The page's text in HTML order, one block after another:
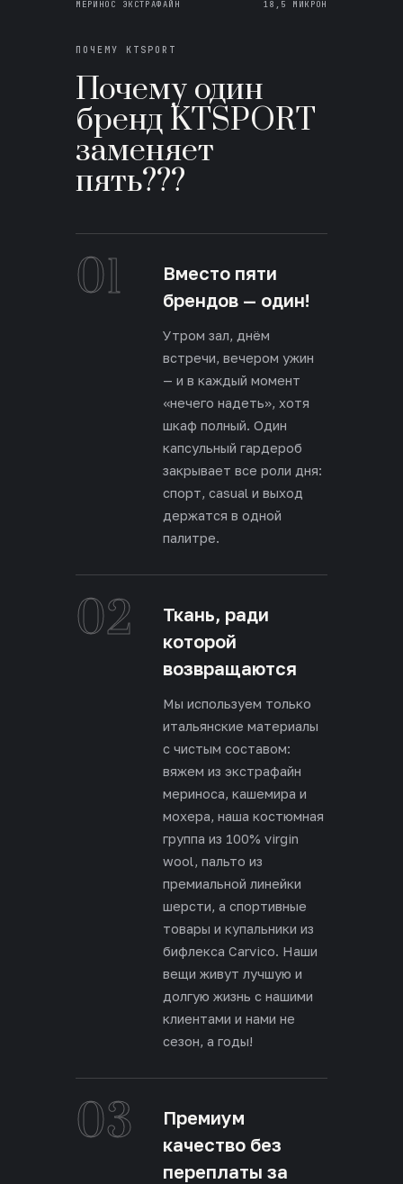
МЕРИНОС ЭКСТРАФАЙН 18,5 МИКРОН
ПОЧЕМУ KTSPORT
Почему один
бренд KTSPORT
заменяет
пять???
01
Вместо пяти
брендов — один!
Утром зал, днём
встречи, вечером ужин
— и в каждый момент
«нечего надеть», хотя
шкаф полный. Один
капсульный гардероб
закрывает все роли дня:
спорт, casual и выход
держатся в одной
палитре.
02
Ткань, ради
которой
возвращаются
Мы используем только
итальянские материалы
с чистым составом:
вяжем из экстрафайн
мериноса, кашемира и
мохера, наша костюмная
группа из 100% virgin
wool, пальто из
премиальной линейки
шерсти, а спортивные
товары и купальники из
бифлекса Carvico. Наши
вещи живут лучшую и
долгую жизнь с нашими
клиентами и нами не
сезон, а годы!
03
Премиум
качество без
переплаты за